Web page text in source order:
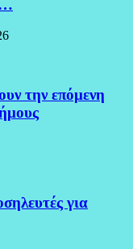
την επόμενη
για